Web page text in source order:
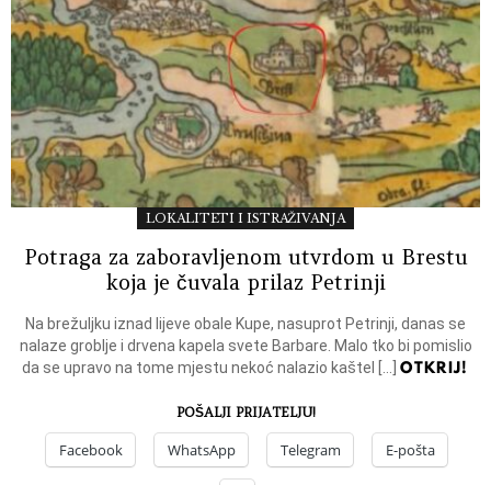
LOKALITETI I ISTRAŽIVANJA
Potraga za zaboravljenom utvrdom u Brestu
koja je čuvala prilaz Petrinji
Na brežuljku iznad lijeve obale Kupe, nasuprot Petrinji, danas se
nalaze groblje i drvena kapela svete Barbare. Malo tko bi pomislio
da se upravo na tome mjestu nekoć nalazio kaštel […]OTKRIJ!
POŠALJI PRIJATELJU!
Facebook WhatsApp Telegram E-pošta